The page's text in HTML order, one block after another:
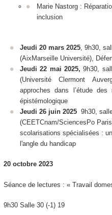
Marie Nastorg :
inclusion
Jeudi 20 mars 2025 , 9h30,
(AixMarseille Université),
Jeudi 22 mai 2025,9h30,
(Université Clermont
approches dans l’étude
épistémologique
Jeudi 26 juin 2025 9h30,
(CEETCnam/SciencesPo
scolarisations
l'angle du handicap
20 octobre 2023
Séance de lectures : « Travail
9h30 Salle 30 (-1) 19